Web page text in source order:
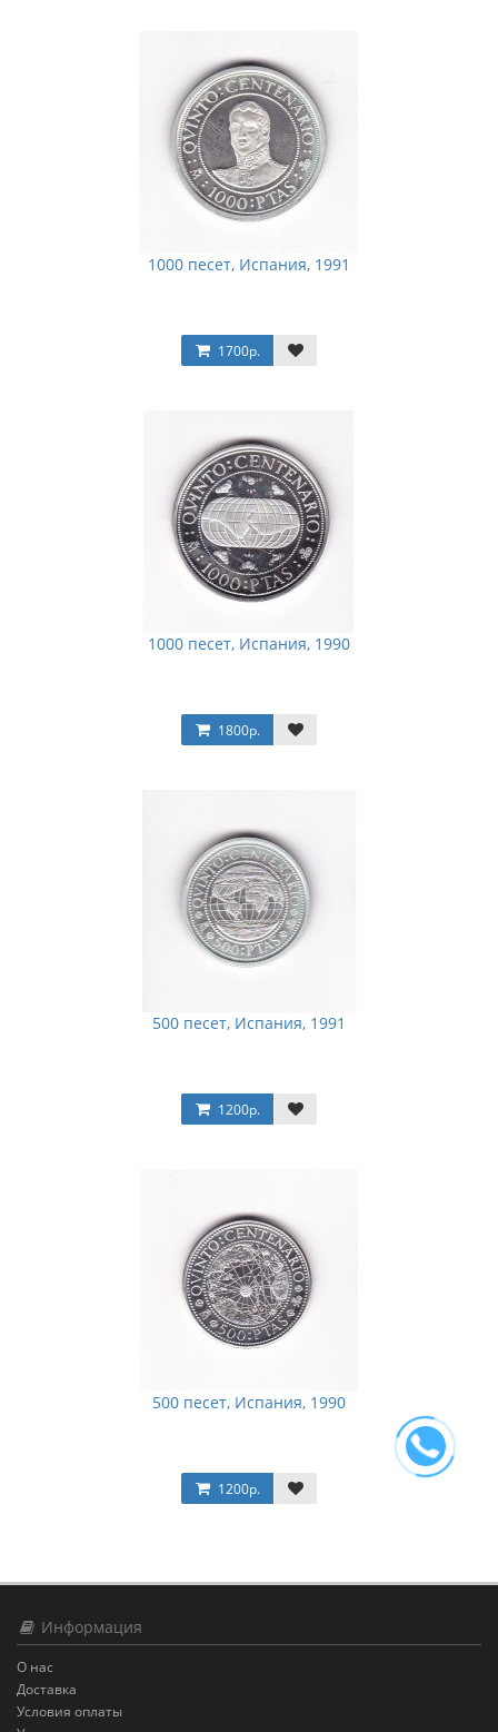
1000 песет, Испания, 1991
1700р.
1000 песет, Испания, 1990
1800р.
500 песет, Испания, 1991
1200р.
500 песет, Испания, 1990
1200р.
Информация
О нас
Доставка
Условия оплаты